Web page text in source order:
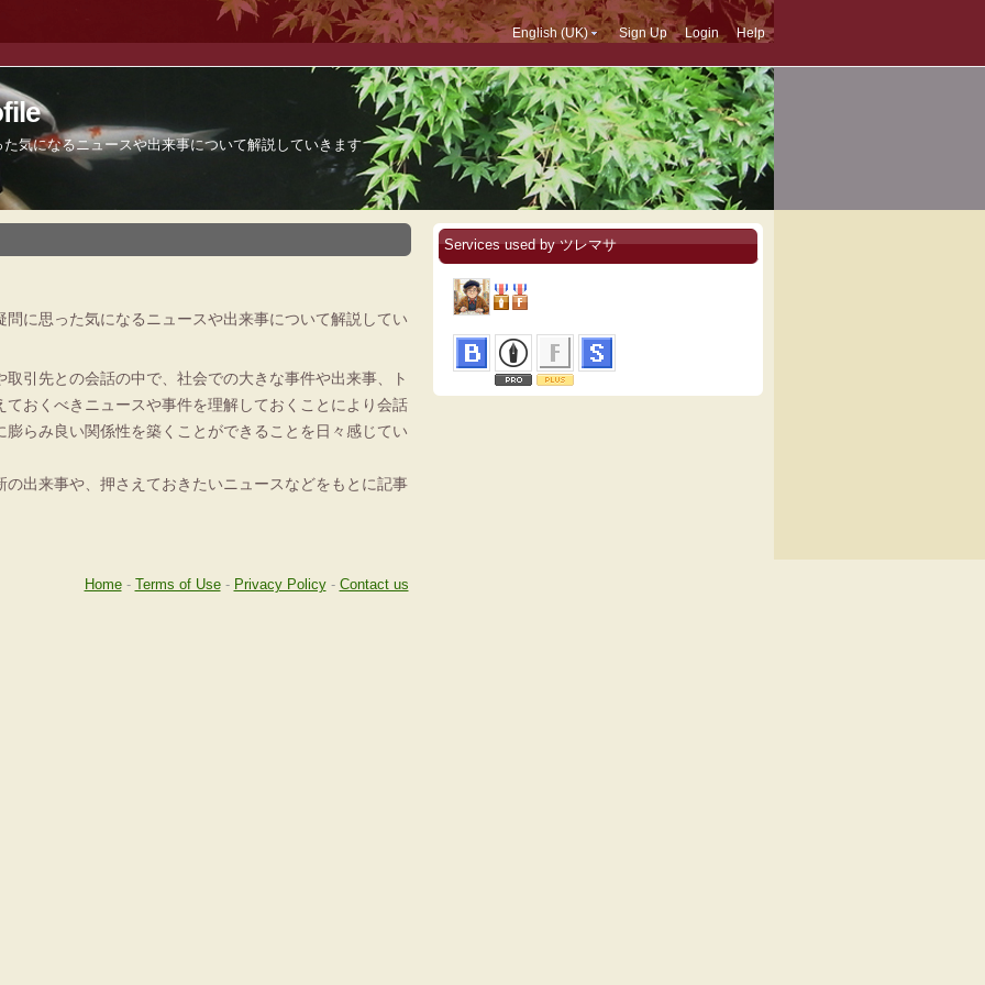
English (UK) Sign Up Login Help
気になるニュースや出来事について解説していきます
問に思った気になるニュースや出来事について解説してい
取引先との会話の中で、社会での大きな事件や出来事、ト
ておくべきニュースや事件を理解しておくことにより会話
膨らみ良い関係性を築くことができることを日々感じてい
の出来事や、押さえておきたいニュースなどをもとに記事
Services used by ツレマサ
Home- Terms of Use- Privacy Policy- Contact us